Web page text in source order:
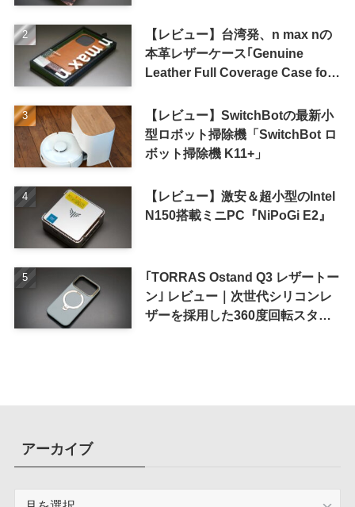
【レビュー】台湾発、n max nの
本革レザーケース｢Genuine
Leather Full Coverage Case for
【レビュー】SwitchBotの最新小
型ロボット掃除機「SwitchBot ロ
ボット掃除機 K11+」
【レビュー】激安＆超小型のIntel
N150搭載ミニPC『NiPoGi E2』
｢TORRAS Ostand Q3 レザートー
ン｣ レビュー｜次世代シリコンレ
ザーを採用した360度回転スタン
アーカイブ